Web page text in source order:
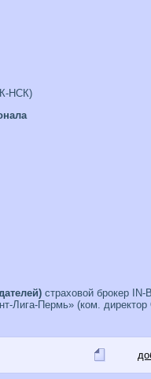
НСК)
страховой брокер
Лига-Пермь» (ком.